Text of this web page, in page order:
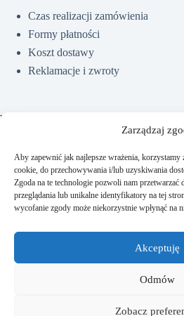
Zarządzaj
Aby zapewnić jak najlepsze wrażenia,
cookie, do przechowywania i/lub uzyskiwania
Zgoda na te technologie pozwoli nam przetwarzać
przeglądania lub unikalne identyfikatory na tej
wycofanie zgody może niekorzystnie wpłynąć na
Akceptuję
Odmów
Zobacz
Czas realizacji zamówienia
Formy płatności
Koszt dostawy
Reklamacje i zwroty
Pomoc
Jak kupować?
Częste pytania
Polityka prywatności
Regulamin sklepu